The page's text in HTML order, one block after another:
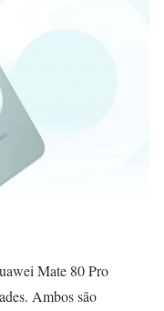
Mate 80 Pro
Ambos são